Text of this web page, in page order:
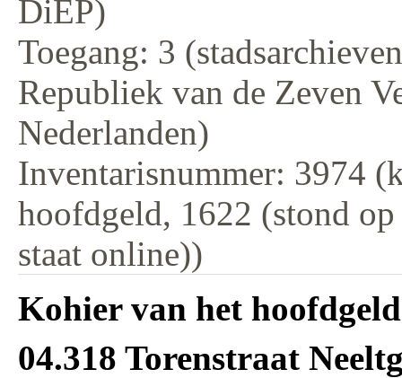
DiEP)
Toegang: 3
Republiek van de Zeven
Nederlanden)
Inventarisnummer: 3974
hoofdgeld, 1622 (stond
staat online))
Kohier van het
04.318 Torenstraat